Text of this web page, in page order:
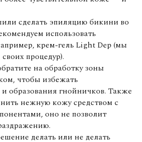
сделать эпиляцию бикини во
использовать
крем-гель Light Dep (мы
процедур).
на обработку зоны
чтобы избежать
образования гнойничков. Также
нежную кожу средством с
оно не позволит
делать или не делать